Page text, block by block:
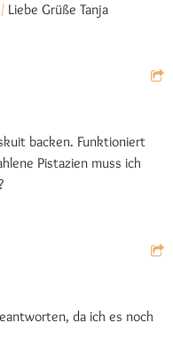
Liebe Grüße Tanja
backen. Funktioniert
Pistazien muss ich
da ich es noch